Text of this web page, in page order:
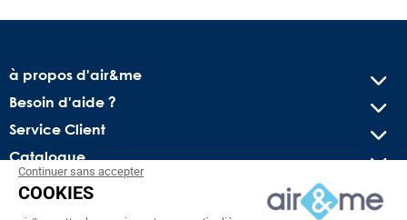
à propos d'air&me
Besoin d'aide ?
Service Client
Catalogue
Recevez nos offres spéciales !
Continuer sans accepter
COOKIES